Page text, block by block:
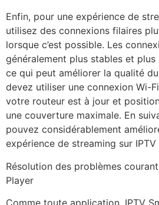
Enfin, pour une expérience de
utilisez des connexions filaires
lorsque c’est possible. Les
généralement plus stables et plus
ce qui peut améliorer la qualité
devez utiliser une connexion Wi-
votre routeur est à jour et
une couverture maximale. En
pouvez considérablement
expérience de streaming sur IPTV
Résolution des problèmes
Player